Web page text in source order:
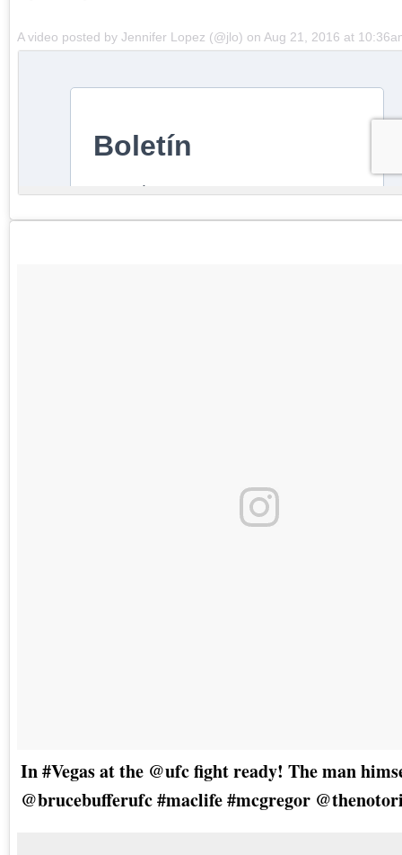
A video posted by Jennifer Lopez (@jlo) on Aug 21, 2016 at
In #Vegas at the @ufc fight ready! The man
@brucebufferufc #maclife #mcgregor